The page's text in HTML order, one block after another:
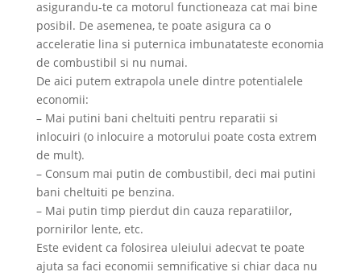
asigurandu-te ca motorul functioneaza cat mai bine
posibil. De asemenea, te poate asigura ca o
acceleratie lina si puternica imbunatateste economia
de combustibil si nu numai.
De aici putem extrapola unele dintre potentialele
economii:
– Mai putini bani cheltuiti pentru reparatii si
inlocuiri (o inlocuire a motorului poate costa extrem
de mult).
– Consum mai putin de combustibil, deci mai putini
bani cheltuiti pe benzina.
– Mai putin timp pierdut din cauza reparatiilor,
pornirilor lente, etc.
Este evident ca folosirea uleiului adecvat te poate
ajuta sa faci economii semnificative si chiar daca nu